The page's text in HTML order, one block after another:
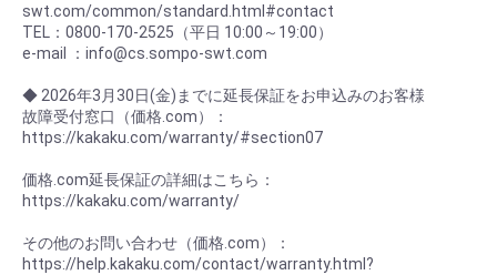
swt.com/common/standard.html#contact
TEL：0800-170-2525（平日 10:00～19:00）
e-mail ：info@cs.sompo-swt.com
◆ 2026年3月30日(金)までに延長保証をお申込みのお客様
故障受付窓口（価格.com）：
https://kakaku.com/warranty/#section07
価格.com延長保証の詳細はこちら：
https://kakaku.com/warranty/
その他のお問い合わせ（価格.com）：
https://help.kakaku.com/contact/warranty.html?